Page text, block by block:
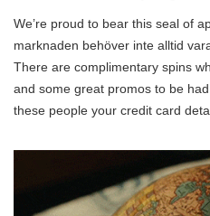
We’re proud to bear this seal of
marknaden behöver inte alltid
There are complimentary spins
and some great promos to be
these people your credit card